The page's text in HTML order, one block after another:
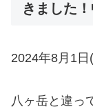
きました
2024年8月1
八ヶ岳と違っ